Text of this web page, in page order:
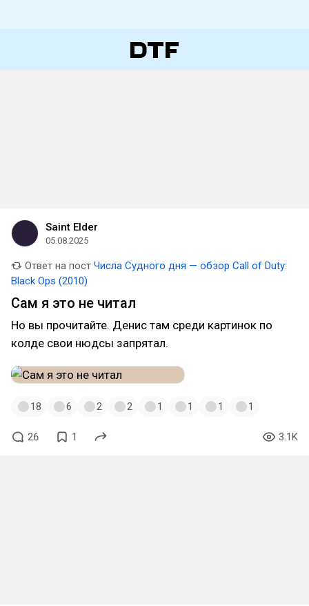
Saint Elder
05.08.2025
Ответ на пост Числа Судного дня — обзор Call of Duty:
Black Ops (2010)
Сам я это не читал
Но вы прочитайте. Денис там среди картинок по
колде свои нюдсы запрятал.
18 6 2 2 1 1 1 1
26 1 3.1K